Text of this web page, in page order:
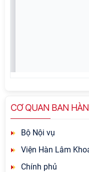
CƠ QUAN BAN
Bộ Nội vụ
Viện Hàn Lâm
Chính phủ